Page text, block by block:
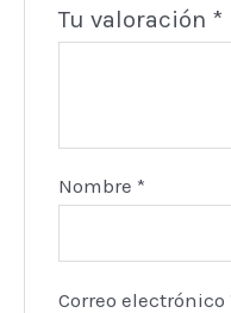
Tu valoración *
Nombre *
Correo electrónico